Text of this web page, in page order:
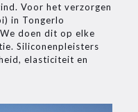
Voor het verzorgen
in Tongerlo
doen dit op elke
Siliconenpleisters
elasticiteit en